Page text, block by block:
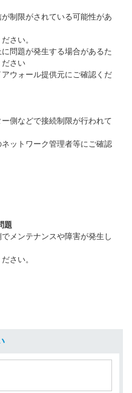
制限がされている可能性があ
さい。
問題が発生する場合があるた
ださい
ウォール提供元にご確認くだ
側などで接続制限が行われて
ットワーク管理者等にご確認
題
メンテナンスや障害が発生し
さい。